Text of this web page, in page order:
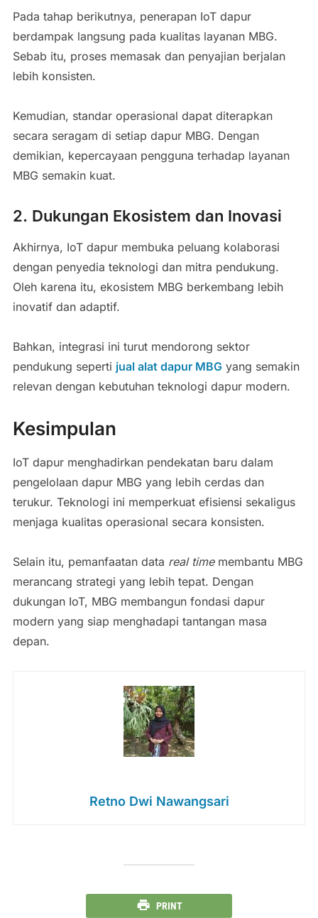
Pada tahap berikutnya, penerapan IoT dapur
berdampak langsung pada kualitas layanan MBG.
Sebab itu, proses memasak dan penyajian berjalan
lebih konsisten.
Kemudian, standar operasional dapat diterapkan
secara seragam di setiap dapur MBG. Dengan
demikian, kepercayaan pengguna terhadap layanan
MBG semakin kuat.
2. Dukungan Ekosistem dan Inovasi
Akhirnya, IoT dapur membuka peluang kolaborasi
dengan penyedia teknologi dan mitra pendukung.
Oleh karena itu, ekosistem MBG berkembang lebih
inovatif dan adaptif.
Bahkan, integrasi ini turut mendorong sektor
pendukung seperti jual alat dapur MBGyang semakin
relevan dengan kebutuhan teknologi dapur modern.
Kesimpulan
IoT dapur menghadirkan pendekatan baru dalam
pengelolaan dapur MBG yang lebih cerdas dan
terukur. Teknologi ini memperkuat efisiensi sekaligus
menjaga kualitas operasional secara konsisten.
Selain itu, pemanfaatan data real timemembantu MBG
merancang strategi yang lebih tepat. Dengan
dukungan IoT, MBG membangun fondasi dapur
modern yang siap menghadapi tantangan masa
depan.
Retno Dwi Nawangsari
PRINT